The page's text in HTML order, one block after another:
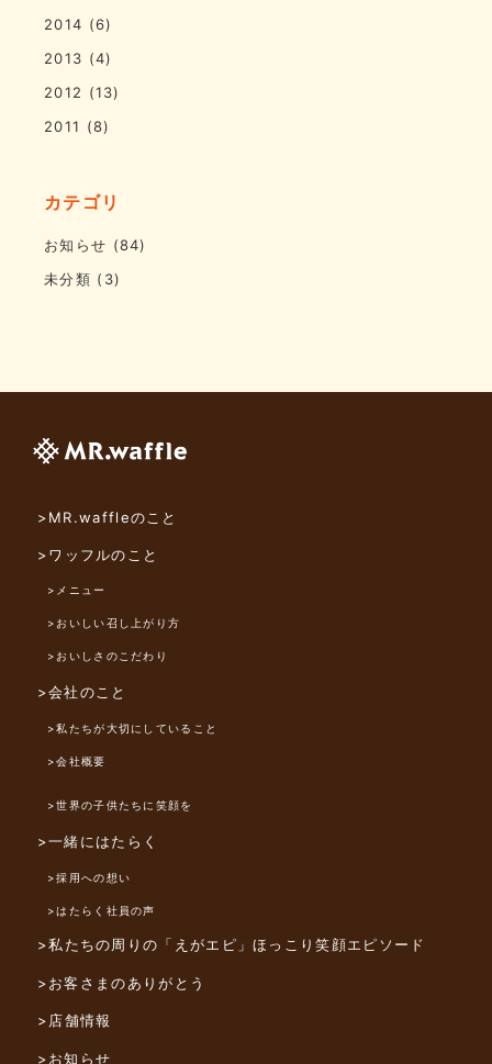
2014 (6)
2013 (4)
2012 (13)
2011 (8)
カテゴリ
お知らせ (84)
未分類 (3)
>MR.waffleのこと
>ワッフルのこと
>メニュー
>おいしい召し上がり方
>おいしさのこだわり
>会社のこと
>私たちが大切にしていること
>会社概要
>世界の子供たちに笑顔を
>一緒にはたらく
>採用への想い
>はたらく社員の声
>私たちの周りの「えがエピ」ほっこり笑顔エピソード
>お客さまのありがとう
>店舗情報
>お知らせ